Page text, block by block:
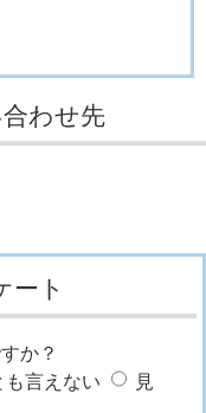
わせ先
ート
か？
も言えない
見